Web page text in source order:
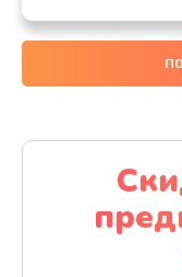
Замена